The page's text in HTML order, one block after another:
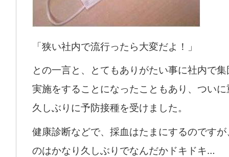
「狭い社内で流行ったら大変だよ！」
との一言と、とてもありがたい事に社内で
実施をすることになったこともあり、つい
久しぶりに予防接種を受けました。
健康診断などで、採血はたまにするのです
のはかなり久しぶりでなんだかドキドキ…